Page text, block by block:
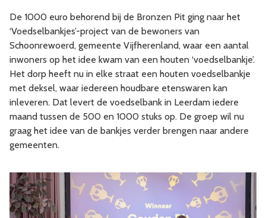
De 1000 euro behorend bij de Bronzen Pit ging naar het
‘Voedselbankjes’-project van de bewoners van
Schoonrewoerd, gemeente Vijfherenland, waar een aantal
inwoners op het idee kwam van een houten ‘voedselbankje’.
Het dorp heeft nu in elke straat een houten voedselbankje
met deksel, waar iedereen houdbare etenswaren kan
inleveren. Dat levert de voedselbank in Leerdam iedere
maand tussen de 500 en 1000 stuks op. De groep wil nu
graag het idee van de bankjes verder brengen naar andere
gemeenten.